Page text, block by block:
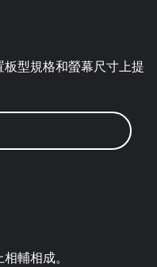
型規格和螢幕尺寸上提
輔相成。